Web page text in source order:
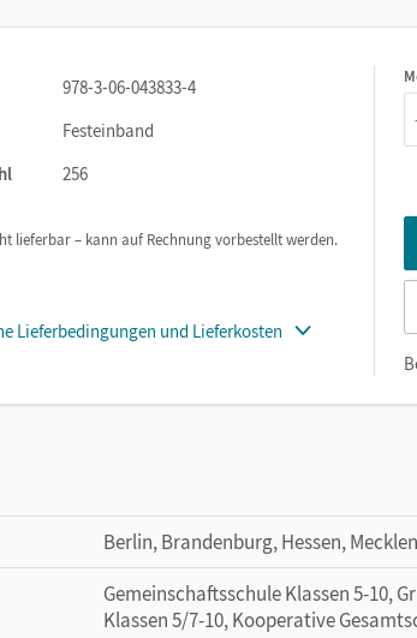
978-3-06-043833-4
Festeinband
256
lieferbar – kann auf Rechnung vorbestellt werden.
Lieferbedingungen und Lieferkosten
1
Berlin, Brandenburg, Hessen,
Gemeinschaftsschule Klassen 5-10,
Klassen 5/7-10, Kooperative